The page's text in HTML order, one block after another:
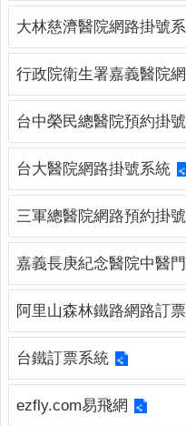
公
開
民
交
流
相
關
連
廉
政
園
地
導
大林慈濟醫院網路掛號
行政院衛生署嘉義醫院
台中榮民總醫院預約掛
台大醫院網路掛號系統
三軍總醫院網路預約掛
嘉義長庚紀念醫院中醫
阿里山森林鐵路網路訂
台鐵訂票系統
ezfly.com易飛網